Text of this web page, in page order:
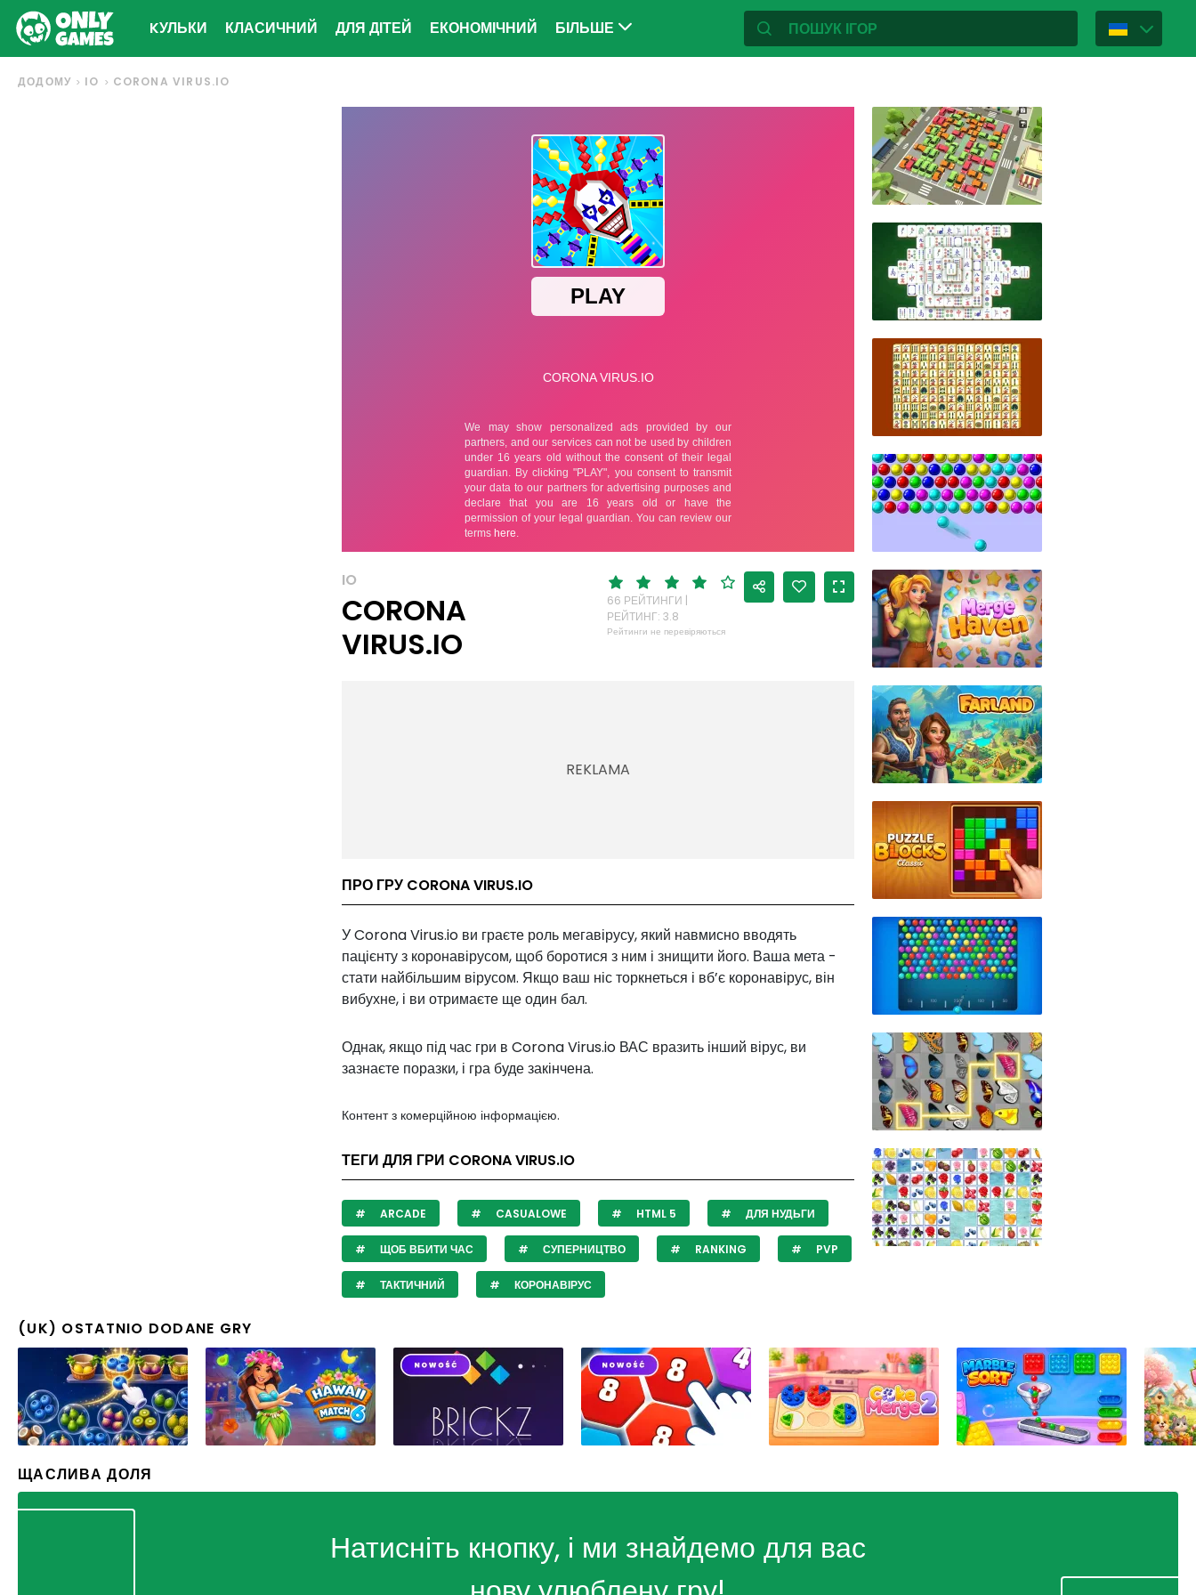
KУЛЬКИ КЛАСИЧНИЙ ДЛЯ ДІТЕЙ ЕКОНОМІЧНИЙ БІЛЬШЕ
ДОДОМУ IO CORONA VIRUS.IO
IO
CORONA
VIRUS.IO
66 РЕЙТИНГИ |
РЕЙТИНГ: 3.8
Рейтинги не перевіряються
ПРО ГРУ CORONA VIRUS.IO
У Corona Virus.io ви граєте роль мегавірусу, який навмисно вводять
пацієнту з коронавірусом, щоб боротися з ним і знищити його. Ваша мета -
стати найбільшим вірусом. Якщо ваш ніс торкнеться і вб’є коронавірус, він
вибухне, і ви отримаєте ще один бал.
Однак, якщо під час гри в Corona Virus.io ВАС вразить інший вірус, ви
зазнаєте поразки, і гра буде закінчена.
Контент з комерційною інформацією.
ТЕГИ ДЛЯ ГРИ CORONA VIRUS.IO
ARCADE CASUALOWE HTML 5 ДЛЯ НУДЬГИ
ЩОБ ВБИТИ ЧАС СУПЕРНИЦТВО RANKING PVP
ТАКТИЧНИЙ КОРОНАВІРУС
(UK) OSTATNIO DODANE GRY
ЩАСЛИВА ДОЛЯ
Натисніть кнопку, і ми знайдемо для вас